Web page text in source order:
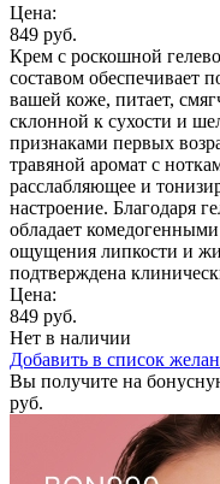
Цена:
849 руб.
Крем с роскошной
составом обеспечивает
вашей коже, питает,
склонной к сухости и
признаками первых
травяной аромат с
расслабляющее и
настроение. Благодаря
обладает
ощущения липкости и
подтверждена
Цена:
849 руб.
Нет в наличии
Добавить в список
Вы получите на
руб.